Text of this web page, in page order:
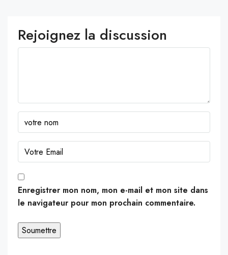
Rejoignez la discussion
Enregistrer mon nom, mon e-mail et mon site dans
le navigateur pour mon prochain commentaire.